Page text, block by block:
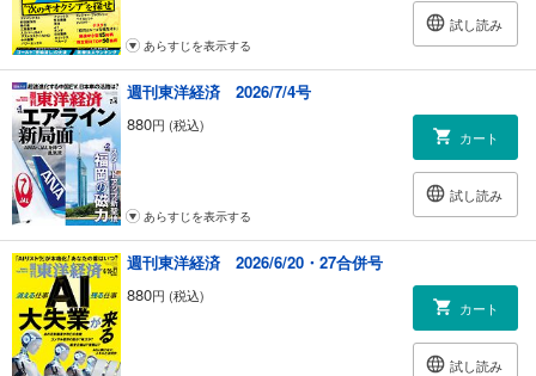
試し読み
あらすじを表示する
週刊東洋経済 2026/7/4号
880円 (税込)
カート
試し読み
あらすじを表示する
週刊東洋経済 2026/6/20・27合併号
880円 (税込)
カート
試し読み